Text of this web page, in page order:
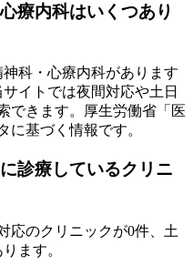
療内科はいくつあり
神科・心療内科があります
サイトでは夜間対応や土日
できます。厚生労働省「医
に基づく情報です。
診療しているクリニ
応のクリニックが0件、土
ます。